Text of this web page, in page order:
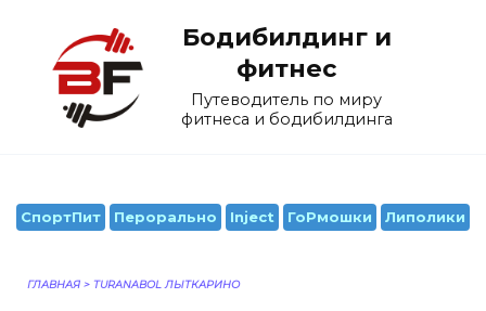
содержанию
Бодибилдинг и
фитнес
Путеводитель по миру
фитнеса и бодибилдинга
СпортПит Перорально Inject ГоРмошки Липолики
ГЛАВНАЯ > TURANABOL ЛЫТКАРИНО